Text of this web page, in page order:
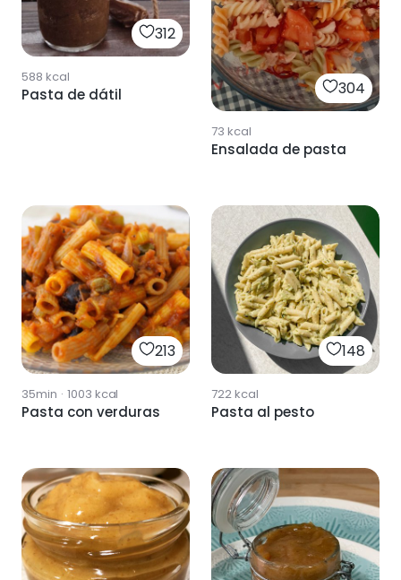
312
588 kcal
Pasta de dátil 304
73 kcal
Ensalada de pasta
213
35min · 1003 kcal
Pasta con verduras
148
722kcal
Pasta al pesto